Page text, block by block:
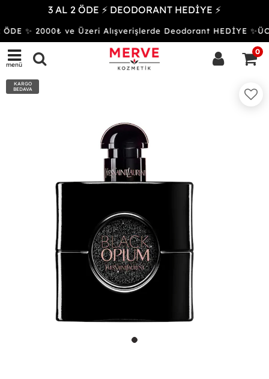
3 AL 2 ÖDE ⚡ DEODORANT HEDİYE ⚡
✨ 2000₺ ve Üzeri Alışverişlerde Deodorant HEDİYE
menü
0
KARGO
BEDAVA